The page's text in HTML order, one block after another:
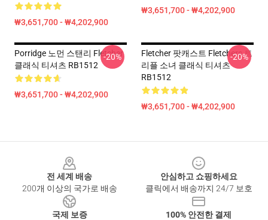
₩3,651,700 - ₩4,202,900
₩3,651,700 - ₩4,202,900
Porridge 노먼 스탠리 Fletcher
클래식 티셔츠 RB1512
₩3,651,700 - ₩4,202,900
-20%
Fletcher 팟캐스트 Fletchers 트
리플 소녀 클래식 티셔츠
RB1512
₩3,651,700 - ₩4,202,900
-20%
전 세계 배송
200개 이상의 국가로 배송
안심하고 쇼핑하세요
클릭에서 배송까지 24/7 보호
국제 보증
100% 안전한 결제